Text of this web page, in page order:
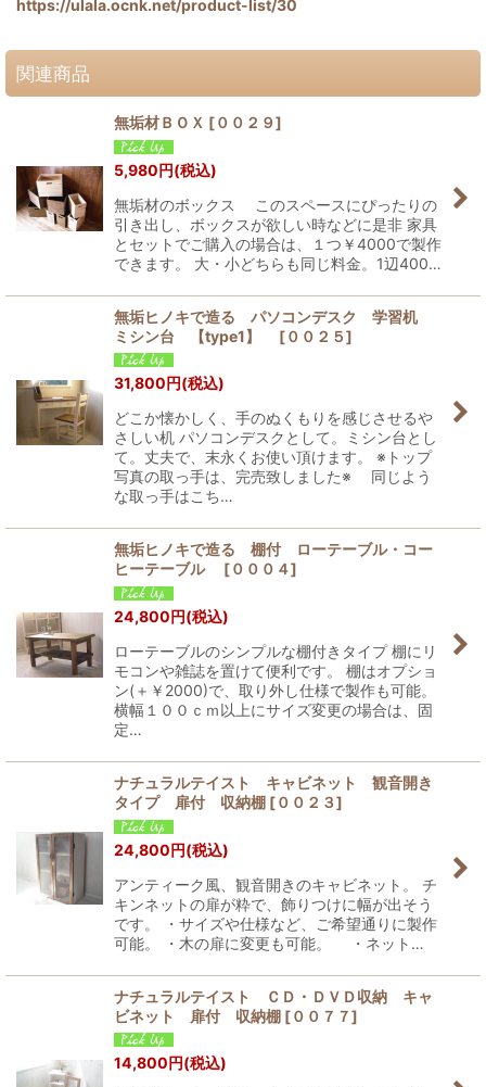
https://ulala.ocnk.net/product-list/30
関連商品
無垢材ＢＯＸ [００２９]
5,980円(税込)
無垢材のボックス このスペースにぴったりの
引き出し、ボックスが欲しい時などに是非 家具
とセットでご購入の場合は、１つ￥4000で製作
できます。 大・小どちらも同じ料金。1辺400…
無垢ヒノキで造る パソコンデスク 学習机
ミシン台 【type1】
[００２５]
31,800円(税込)
どこか懐かしく、手のぬくもりを感じさせるや
さしい机 パソコンデスクとして。ミシン台とし
て。丈夫で、末永くお使い頂けます。 ※トップ
写真の取っ手は、完売致しました※ 同じよう
な取っ手はこち…
無垢ヒノキで造る 棚付 ローテーブル・コー
ヒーテーブル [０００４]
24,800円(税込)
ローテーブルのシンプルな棚付きタイプ 棚にリ
モコンや雑誌を置けて便利です。 棚はオプショ
ン(＋￥2000)で、取り外し仕様で製作も可能。
横幅１００ｃｍ以上にサイズ変更の場合は、固
定…
ナチュラルテイスト キャビネット 観音開き
タイプ 扉付 収納棚 [００２３]
24,800円(税込)
アンティーク風、観音開きのキャビネット。 チ
キンネットの扉が粋で、飾りつけに幅が出そう
です。 ・サイズや仕様など、ご希望通りに製作
可能。 ・木の扉に変更も可能。 ・ネット…
ナチュラルテイスト ＣＤ・ＤＶＤ収納 キャ
ビネット 扉付 収納棚 [００７７]
14,800円(税込)